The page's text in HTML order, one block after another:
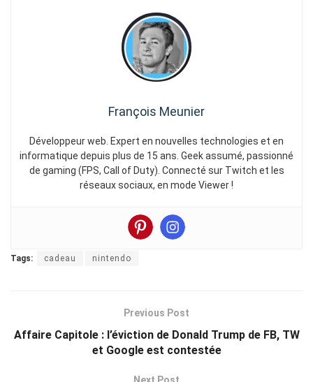
François Meunier
Développeur web. Expert en nouvelles technologies et en
informatique depuis plus de 15 ans. Geek assumé, passionné
de gaming (FPS, Call of Duty). Connecté sur Twitch et les
réseaux sociaux, en mode Viewer !
Tags: cadeau nintendo
Previous Post
Affaire Capitole : l’éviction de Donald Trump de FB, TW
et Google est contestée